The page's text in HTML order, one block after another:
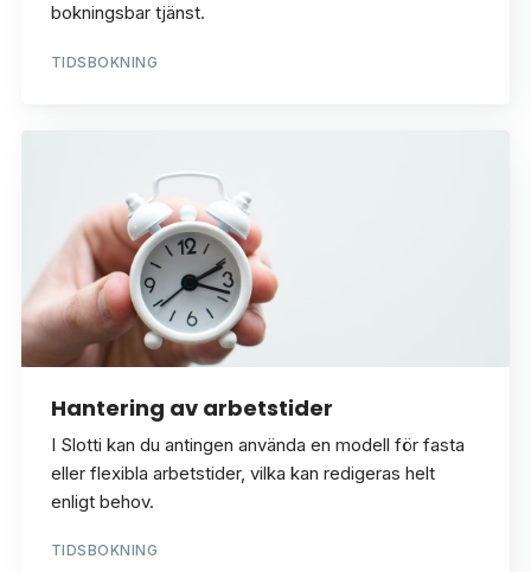
bokningsbar tjänst.
TIDSBOKNING
Hantering av arbetstider
I Slotti kan du antingen använda en modell för fasta
eller flexibla arbetstider, vilka kan redigeras helt
enligt behov.
TIDSBOKNING